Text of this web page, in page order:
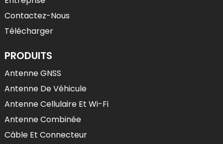
Contactez-Nous
Télécharger
PRODUITS
Antenne GNSS
Antenne De Véhicule
Antenne Cellulaire Et Wi-Fi
Antenne Combinée
Câble Et Connecteur